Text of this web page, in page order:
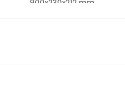
900x230x212 mm